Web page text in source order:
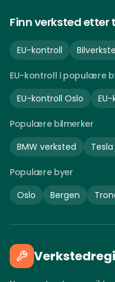
Finn verksted etter
EU-kontroll
EU-kontroll i populære
EU-kontroll Oslo
Populære bilmerker
BMW verksted Tesla
Populære byer
Oslo
Bergen